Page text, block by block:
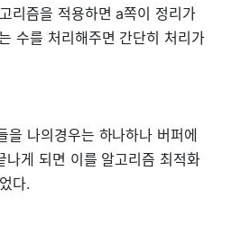
리즘을 적용하면 a쪽이 정리가
수를 처리해주면 간단히 처리가
을 나의경우는 하나하나 버퍼에
나게 되면 이를 알고리즘 최적화
다.